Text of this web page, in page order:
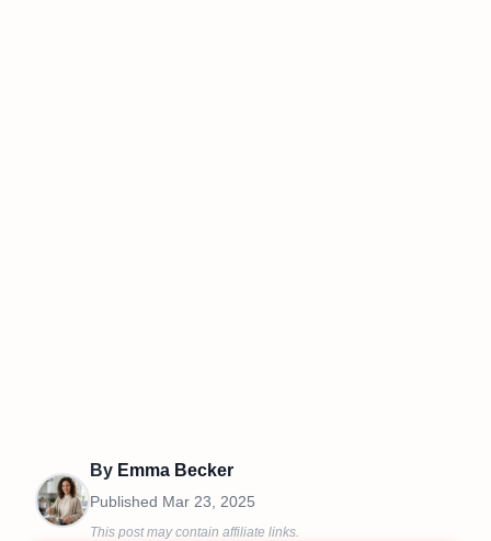
By Emma Becker
Published Mar 23, 2025
This post may contain affiliate links.